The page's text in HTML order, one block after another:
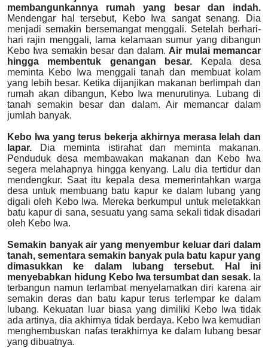
membangunkannya rumah yang besar dan indah.
Mendengar hal tersebut, Kebo Iwa sangat senang. Dia
menjadi semakin bersemangat menggali. Setelah berhari-
hari rajin menggali, lama kelamaan sumur yang dibangun
Kebo Iwa semakin besar dan dalam. Air mulai memancar
hingga membentuk genangan besar. Kepala desa
meminta Kebo Iwa menggali tanah dan membuat kolam
yang lebih besar. Ketika dijanjikan makanan berlimpah dan
rumah akan dibangun, Kebo Iwa menurutinya. Lubang di
tanah semakin besar dan dalam. Air memancar dalam
jumlah banyak.
Kebo Iwa yang terus bekerja akhirnya merasa lelah dan
lapar.
Dia meminta istirahat dan meminta makanan.
Penduduk desa membawakan makanan dan Kebo Iwa
segera melahapnya hingga kenyang. Lalu dia tertidur dan
mendengkur. Saat itu kepala desa memerintahkan warga
desa untuk membuang batu kapur ke dalam lubang yang
digali oleh Kebo Iwa. Mereka berkumpul untuk meletakkan
batu kapur di sana, sesuatu yang sama sekali tidak disadari
oleh Kebo Iwa.
Semakin banyak air yang menyembur keluar dari dalam
tanah, sementara semakin banyak pula batu kapur yang
dimasukkan ke dalam lubang tersebut. Hal ini
menyebabkan hidung Kebo Iwa tersumbat dan sesak. Ia
terbangun namun terlambat menyelamatkan diri karena air
semakin deras dan batu kapur terus terlempar ke dalam
lubang. Kekuatan luar biasa yang dimiliki Kebo Iwa tidak
ada artinya, dia akhirnya tidak berdaya. Kebo Iwa kemudian
menghembuskan nafas terakhirnya ke dalam lubang besar
yang dibuatnya.